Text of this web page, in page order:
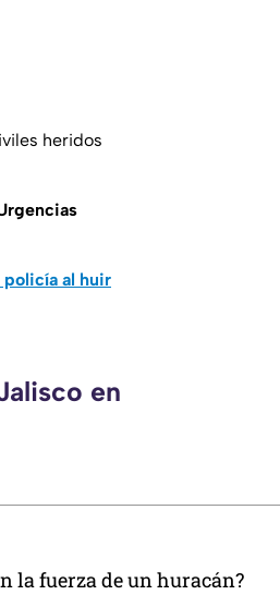
heridos
policía al huir
en
la fuerza de un huracán?